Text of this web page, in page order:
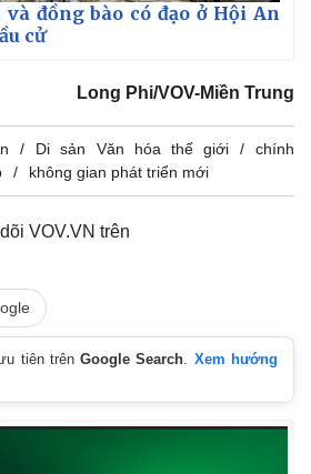
đồng bào có đạo ở Hội An
cử
Long Phi/VOV-Miền Trung
Di sản Văn hóa thế giới
chính
không gian phát triển mới
VOV.VN trên
tiên trênGoogle Search
Xem hướng